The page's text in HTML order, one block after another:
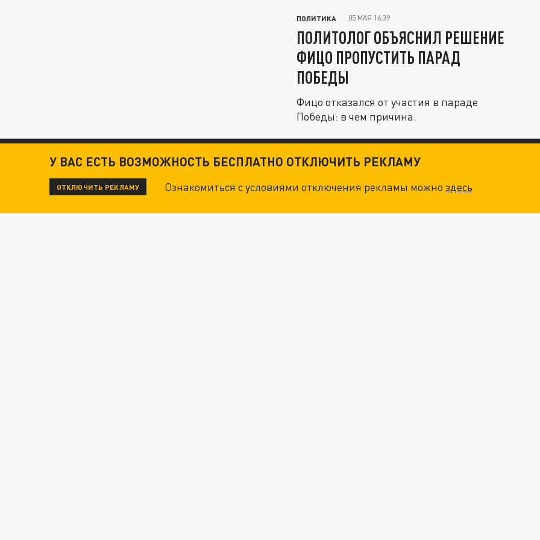
ПОЛИТИКА 05 МАЯ 16:39
ПОЛИТОЛОГ ОБЪЯСНИЛ РЕШЕНИЕ
ФИЦО ПРОПУСТИТЬ ПАРАД
ПОБЕДЫ
Фицо отказался от участия в параде
Победы: в чем причина.
У ВАС ЕСТЬ ВОЗМОЖНОСТЬ БЕСПЛАТНО ОТКЛЮЧИТЬ РЕКЛАМУ
ОТКЛЮЧИТЬ РЕКЛАМУ Ознакомиться с условиями отключения рекламы можноздесь